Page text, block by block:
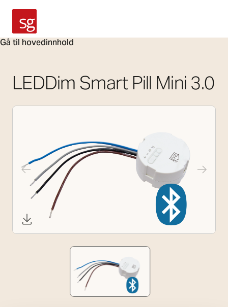
Gå til hovedinnhold
SG Armaturen
LEDDim Smart Pill Mini 3.0